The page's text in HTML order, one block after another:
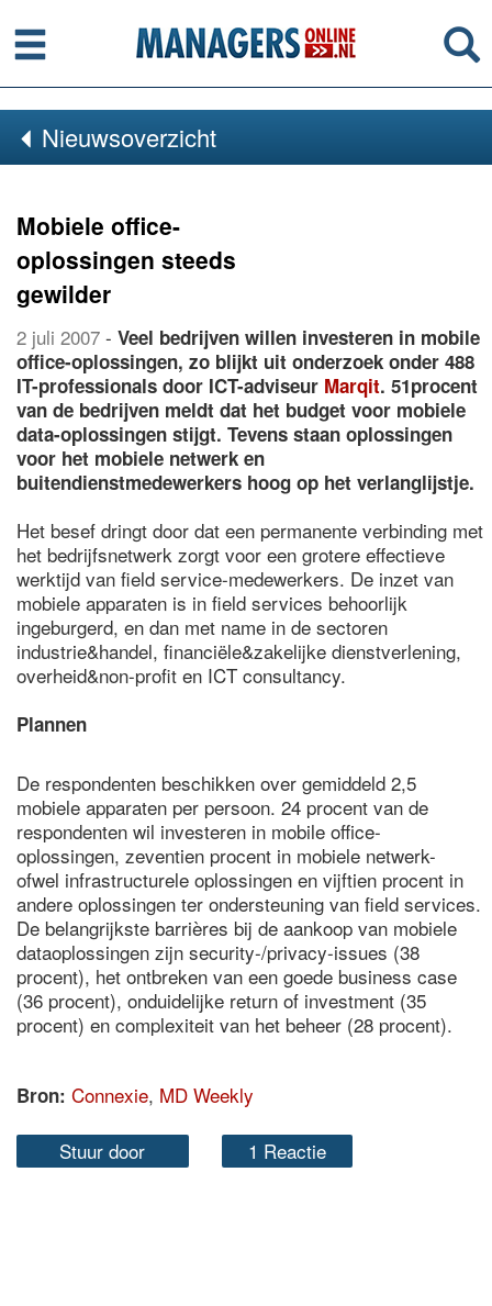
Menu
Nieuwsoverzicht
Mobiele office-
oplossingen steeds
gewilder
2 juli 2007 - Veel bedrijven willen investeren in mobile
office-oplossingen, zo blijkt uit onderzoek onder 488
IT-professionals door ICT-adviseur Marqit. 51procent
van de bedrijven meldt dat het budget voor mobiele
data-oplossingen stijgt. Tevens staan oplossingen
voor het mobiele netwerk en
buitendienstmedewerkers hoog op het verlanglijstje.
Het besef dringt door dat een permanente verbinding met
het bedrijfsnetwerk zorgt voor een grotere effectieve
werktijd van field service-medewerkers. De inzet van
mobiele apparaten is in field services behoorlijk
ingeburgerd, en dan met name in de sectoren
industrie&handel, financiële&zakelijke dienstverlening,
overheid&non-profit en ICT consultancy.
Plannen
De respondenten beschikken over gemiddeld 2,5
mobiele apparaten per persoon. 24 procent van de
respondenten wil investeren in mobile office-
oplossingen, zeventien procent in mobiele netwerk-
ofwel infrastructurele oplossingen en vijftien procent in
andere oplossingen ter ondersteuning van field services.
De belangrijkste barrières bij de aankoop van mobiele
dataoplossingen zijn security-/privacy-issues (38
procent), het ontbreken van een goede business case
(36 procent), onduidelijke return of investment (35
procent) en complexiteit van het beheer (28 procent).
Bron: Connexie, MD Weekly
Stuur door 1 Reactie